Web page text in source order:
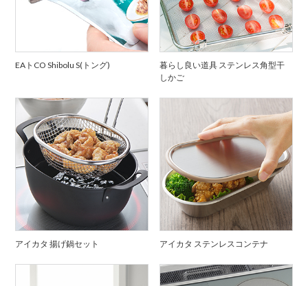
EAトCO Shibolu S(トング)
暮らし良い道具 ステンレス角型干
しかご
アイカタ 揚げ鍋セット アイカタ ステンレスコンテナ